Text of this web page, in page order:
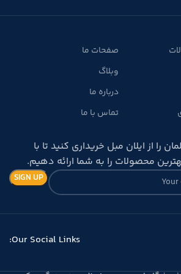
صفحات ما
وبلاگ
درباره ما
تماس با ما
را از ایلان مبل خریداری کنید تا با
محصولات را به شما ارائه دهیم.
Our Social Links: